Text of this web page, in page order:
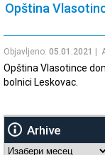
Opština
Objavljeno: 05.01.2021 |
Opština Vlasotince
bolnici Leskovac.
Arhive
Arhive